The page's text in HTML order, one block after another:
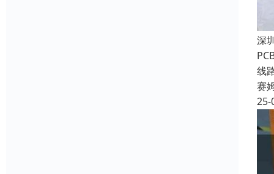
深
线
赛
25-